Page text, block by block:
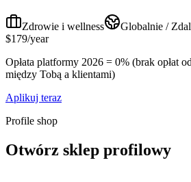
Zdrowie i wellness Globalnie /
$179/year
Opłata platformy 2026 = 0% (brak opłat
między Tobą a klientami)
Aplikuj teraz
Profile shop
Otwórz sklep profilowy